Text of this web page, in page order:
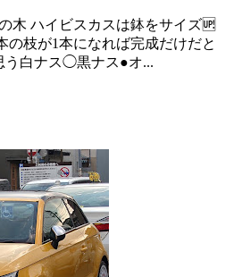
木 ハイビスカスは鉢をサイズ🆙
の枝が1本になれば完成だけだと
う白ナス◯黒ナス●オ...